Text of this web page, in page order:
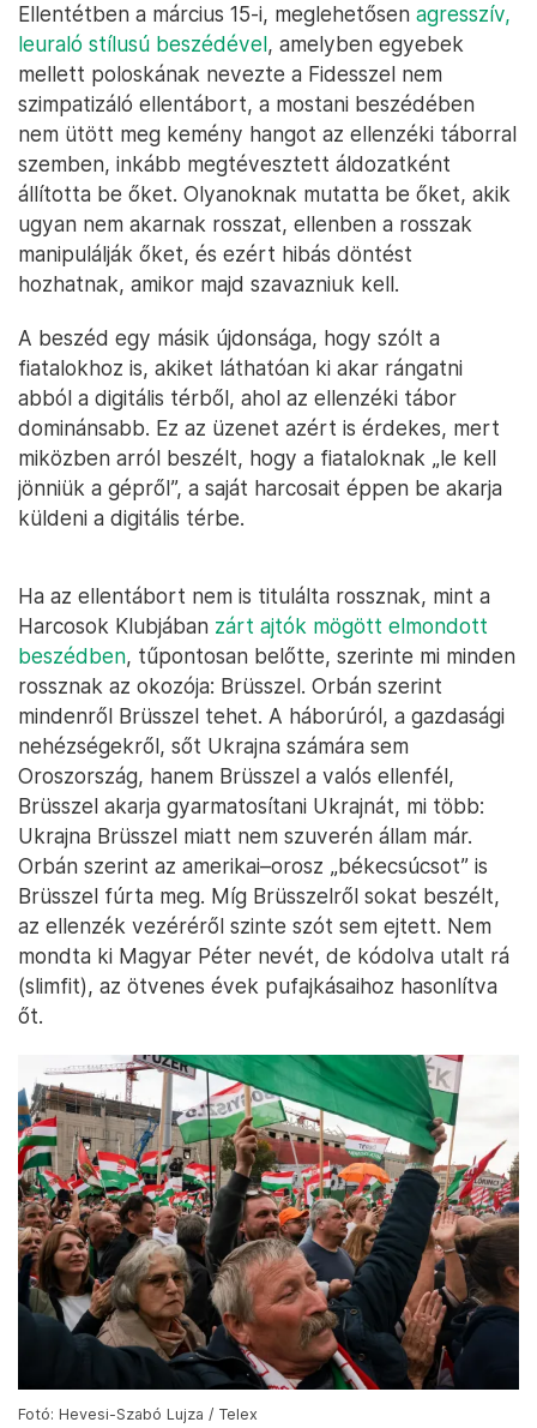
Ellentétben a március 15-i, meglehetősen agresszív,
leuraló stílusú beszédével, amelyben egyebek
mellett poloskának nevezte a Fidesszel nem
szimpatizáló ellentábort, a mostani beszédében
nem ütött meg kemény hangot az ellenzéki táborral
szemben, inkább megtévesztett áldozatként
állította be őket. Olyanoknak mutatta be őket, akik
ugyan nem akarnak rosszat, ellenben a rosszak
manipulálják őket, és ezért hibás döntést
hozhatnak, amikor majd szavazniuk kell.
A beszéd egy másik újdonsága, hogy szólt a
fiatalokhoz is, akiket láthatóan ki akar rángatni
abból a digitális térből, ahol az ellenzéki tábor
dominánsabb. Ez az üzenet azért is érdekes, mert
miközben arról beszélt, hogy a fiataloknak „le kell
jönniük a gépről”, a saját harcosait éppen be akarja
küldeni a digitális térbe.
Ha az ellentábort nem is titulálta rossznak, mint a
Harcosok Klubjában zárt ajtók mögött elmondott
beszédben, tűpontosan belőtte, szerinte mi minden
rossznak az okozója: Brüsszel. Orbán szerint
mindenről Brüsszel tehet. A háborúról, a gazdasági
nehézségekről, sőt Ukrajna számára sem
Oroszország, hanem Brüsszel a valós ellenfél,
Brüsszel akarja gyarmatosítani Ukrajnát, mi több:
Ukrajna Brüsszel miatt nem szuverén állam már.
Orbán szerint az amerikai–orosz „békecsúcsot” is
Brüsszel fúrta meg. Míg Brüsszelről sokat beszélt,
az ellenzék vezéréről szinte szót sem ejtett. Nem
mondta ki Magyar Péter nevét, de kódolva utalt rá
(slimfit), az ötvenes évek pufajkásaihoz hasonlítva
őt.
Fotó: Hevesi-Szabó Lujza / Telex